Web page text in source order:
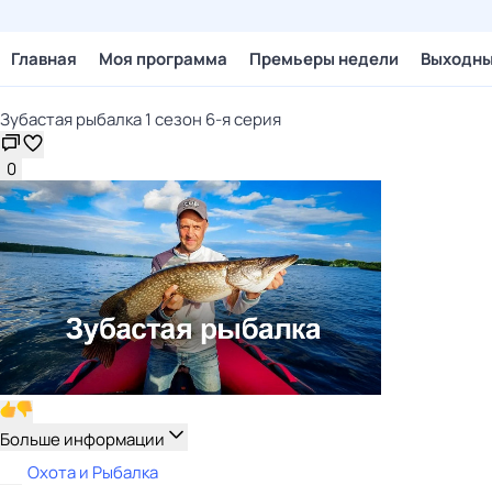
Главная Моя программа Премьеры недели
Зубастая рыбалка 1 сезон 6-я серия
0
Больше информации
Охота и Рыбалка